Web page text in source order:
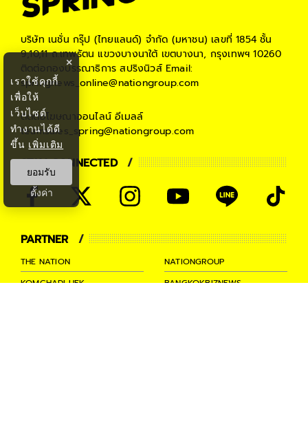
บริษัท เนชั่น กรุ๊ป (ไทยแลนด์) จำกัด (มหาชน) เลขที่ 1854 ชั้น
9,10,11 ถ.เทพรัตน แขวงบางนาใต้ เขตบางนา, กรุงเทพฯ 10260
ติดต่อกองบรรณาธิการ สปริงนิวส์Email:
springnews_online@nationgroup.com
ติดต่อโฆษณาออนไลน์ อีเมลล์
teamsales_spring@nationgroup.com
STAY CONNECTED
PARTNER
THE NATION
NATIONGROUP
KOMCHADLUEK
BANGKOKBIZNEWS
×
เราใช้คุกกี้
เพื่อให้
เว็บไซต์
ทำงานได้ดี
ขึ้น เพิ่มเติม
ยอมรับ
ตั้งค่า